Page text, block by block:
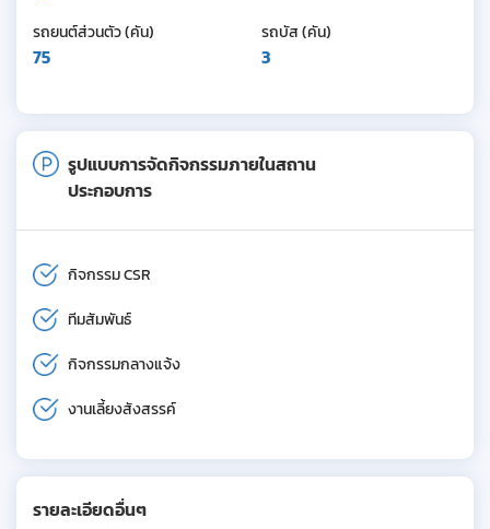
รถยนต์ส่วนตัว (คัน)
75
รถบัส (คัน)
3
รูปแบบการจัดกิจกรรมภายในสถาน
ประกอบการ
กิจกรรม CSR
ทีมสัมพันธ์
กิจกรรมกลางแจ้ง
งานเลี้ยงสังสรรค์
รายละเอียดอื่นๆ